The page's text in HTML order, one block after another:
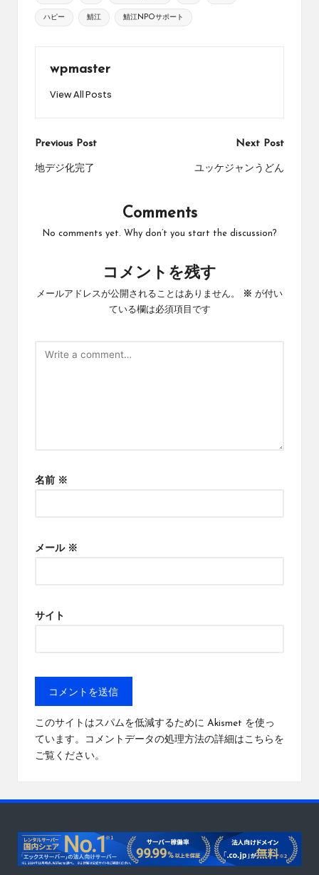
ハピー 鯖江 鯖江NPOサポート
wpmaster
View All Posts
Post
navigation
Previous Post
地デジ化完了
Next Post
ユッケジャンうどん
Comments
No comments yet. Why don’t you start the discussion?
コメントを残す
メールアドレスが公開されることはありません。 ※ が付い
ている欄は必須項目です
名前 ※
メール ※
サイト
このサイトはスパムを低減するために Akismet を使っ
ています。
コメントデータの処理方法の詳細はこちらを
ご覧ください。